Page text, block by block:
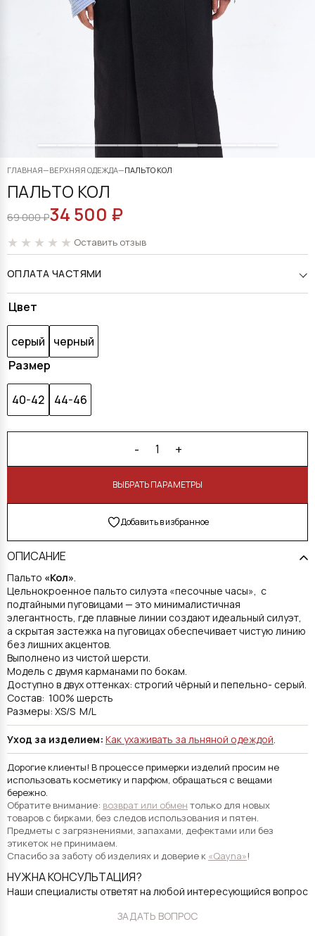
ГЛАВНАЯ—ВЕРХНЯЯ ОДЕЖДА—ПАЛЬТО КОЛ
ПАЛЬТО КОЛ
69 000₽
ПЕРВОНАЧАЛЬНАЯ
ЦЕНА
69
000 ₽.
34 500 ₽
ТЕКУЩАЯ
ЦЕНА:
500 ₽.
Оставить отзыв
ОПЛАТА ЧАСТЯМИ
Цвет
серый
черный
Размер
40-42 44-46
- 1 +
В КОРЗИНУ
Добавить в избранное
Alternative:
ОПИСАНИЕ
Пальто «Кол».
Цельнокроенное пальто силуэта «песочные часы», с
подтайными пуговицами — это минималистичная
элегантность, где плавные линии создают идеальный силуэт,
а скрытая застежка на пуговицах обеспечивает чистую линию
без лишних акцентов.
Выполнено из чистой шерсти.
Модель с двумя карманами по бокам.
Доступно в двух оттенках: строгий чёрный и пепельно- серый.
Состав: 100% шерсть
Размеры: XS/S M/L
Уход за изделием: Как ухаживать за льняной одеждой.
Дорогие клиенты! В процессе примерки изделий просим не
использовать косметику и парфюм, обращаться с вещами
бережно.
Обратите внимание: возврат или обмен только для новых
товаров с бирками, без следов использования и пятен.
Предметы с загрязнениями, запахами, дефектами или без
этикеток не принимаем.
Спасибо за заботу об изделиях и доверие к «Qayna»!
НУЖНА КОНСУЛЬТАЦИЯ?
Наши специалисты ответят на любой интересующийся вопрос
ЗАДАТЬ ВОПРОС